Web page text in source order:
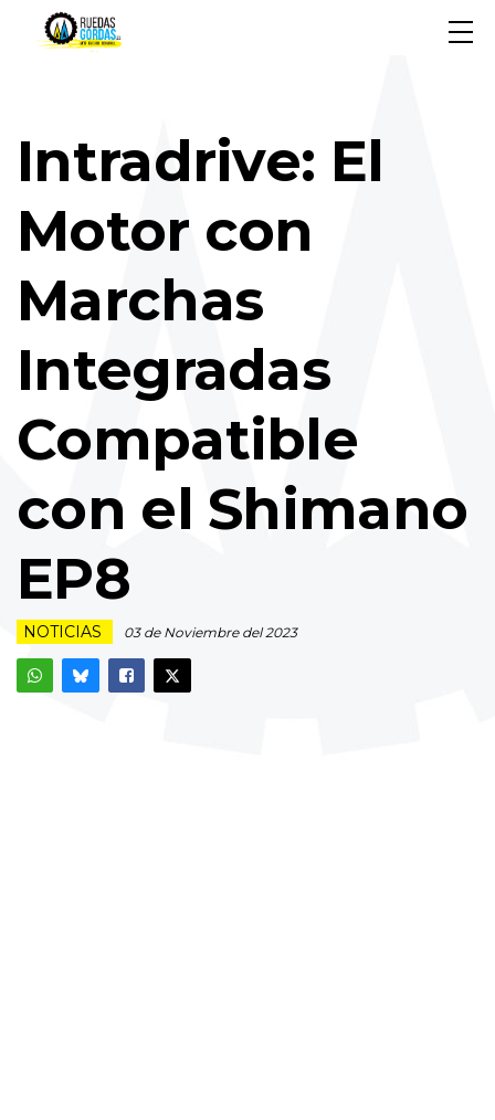
Intradrive: El
Motor con
Marchas
Integradas
Compatible
con el Shimano
EP8
NOTICIAS 03 de Noviembre del 2023